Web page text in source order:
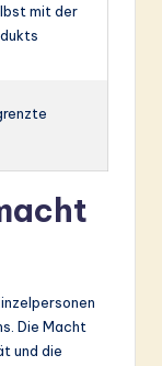
mit der
Die Macht
und die